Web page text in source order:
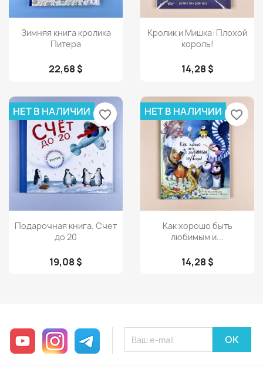
Просмотр
Зимняя книга кролика
Питера
22,68 $
Просмотр
Кролик и Мишка: Плохой
король!
14,28 $
Просмотр
Подарочная книга. Счет
до 20
19,08 $
НЕТ В НАЛИЧИИ favorite_border
Просмотр
Как хорошо быть
любимым и...
14,28 $
НЕТ В НАЛИЧИИ favorite_border
YouTube InstagramTelegram